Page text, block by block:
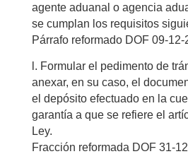
agente aduanal o agencia
se cumplan los requisitos
Párrafo reformado DOF 09-
l. Formular el pedimento de
anexar, en su caso, el
el depósito efectuado en la
garantía a que se refiere el
Ley.
Fracción reformada DOF 31-